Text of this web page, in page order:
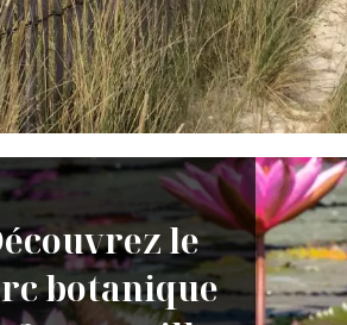
le
botanique